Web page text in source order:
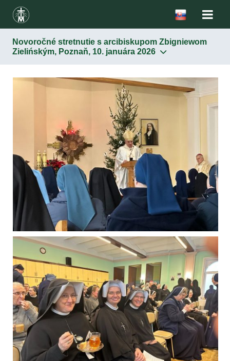
Novoročné stretnutie s arcibiskupom Zbigniewom
Zielińským, Poznaň, 10. januára 2026